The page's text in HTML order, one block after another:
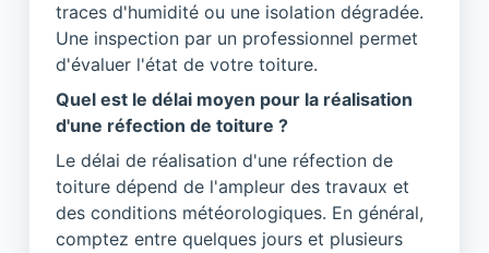
traces d'humidité ou une isolation dégradée.
Une inspection par un professionnel permet
d'évaluer l'état de votre toiture.
Quel est le délai moyen pour la réalisation
d'une réfection de toiture ?
Le délai de réalisation d'une réfection de
toiture dépend de l'ampleur des travaux et
des conditions météorologiques. En général,
comptez entre quelques jours et plusieurs